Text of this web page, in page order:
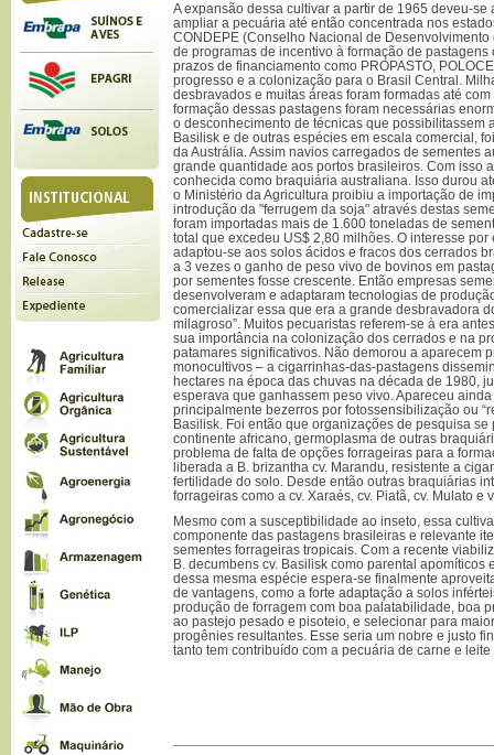
A expansão dessa cultivar a partir de 1965 deveu-
ampliar a pecuária até então concentrada nos
CONDEPE (Conselho Nacional de
de programas de incentivo à formação de
prazos de financiamento como PROPASTO,
progresso e a colonização para o Brasil Central.
desbravados e muitas áreas foram formadas até
formação dessas pastagens foram necessárias
o desconhecimento de técnicas que possibilitassem
Basilisk e de outras espécies em escala comercial,
da Austrália. Assim navios carregados de sementes
grande quantidade aos portos brasileiros. Com isso
conhecida como braquiária australiana. Isso durou
o Ministério da Agricultura proibiu a importação de
introdução da "ferrugem da soja" através destas
foram importadas mais de 1.600 toneladas de
total que excedeu US$ 2,80 milhões. O interesse
adaptou-se aos solos ácidos e fracos dos cerrados
a 3 vezes o ganho de peso vivo de bovinos em
por sementes fosse crescente. Então empresas
desenvolveram e adaptaram tecnologias de
comercializar essa que era a grande desbravadora
milagroso”. Muitos pecuaristas referem-se à era
sua importância na colonização dos cerrados e na
patamares significativos. Não demorou a aparecem
monocultivos – a cigarrinhas-das-pastagens
hectares na época das chuvas na década de 1980,
esperava que ganhassem peso vivo. Apareceu
principalmente bezerros por fotossensibilização ou
Basilisk. Foi então que organizações de pesquisa
continente africano, germoplasma de outras
problema de falta de opções forrageiras para a
liberada a B. brizantha cv. Marandu, resistente a
fertilidade do solo. Desde então outras braquiárias
forrageiras como a cv. Xaraés, cv. Piatã, cv. Mulato e
Mesmo com a susceptibilidade ao inseto, essa
componente das pastagens brasileiras e relevante
sementes forrageiras tropicais. Com a recente
B. decumbens cv. Basilisk como parental apomíticos
dessa mesma espécie espera-se finalmente
de vantagens, como a forte adaptação a solos
produção de forragem com boa palatabilidade, boa
ao pastejo pesado e pisoteio, e selecionar para
progênies resultantes. Esse seria um nobre e justo
tanto tem contribuído com a pecuária de carne e